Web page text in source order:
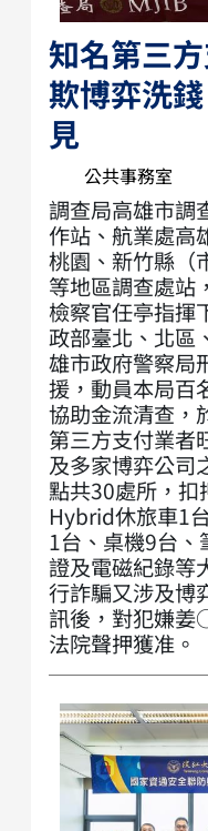
知名第三
欺博弈洗
見
公共事務室
調查局高雄市調
作站、航業處高
桃園、新竹縣（
等地區調查處站
檢察官任亭指揮
政部臺北、北區
雄市政府警察局
援，動員本局百
協助金流清查，
第三方支付業者
及多家博弈公司
點共30處所，扣
Hybrid休旅車1
1台、桌機9台
證及電磁紀錄等
行詐騙又涉及博
訊後，對犯嫌
法院聲押獲准。